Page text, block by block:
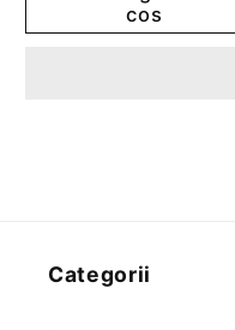
lavabil
lavabil
cos
Categorii